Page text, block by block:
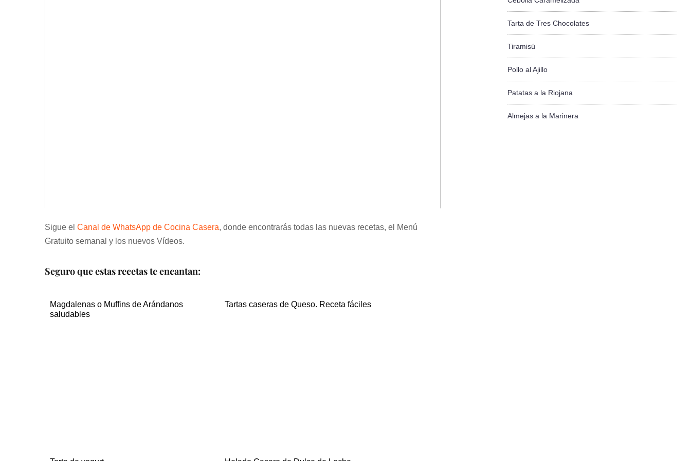
Sigue el Canal de WhatsApp de Cocina Casera, donde encontrarás todas las nuevas recetas, el Menú
Gratuito semanal y los nuevos Vídeos.
Seguro que estas recetas te encantan:
Magdalenas o Muffins de Arándanos
saludables
Tartas caseras de Queso. Receta fáciles
Tarta de Tres Chocolates
Tiramisú
Pollo al Ajillo
Patatas a la Riojana
Almejas a la Marinera